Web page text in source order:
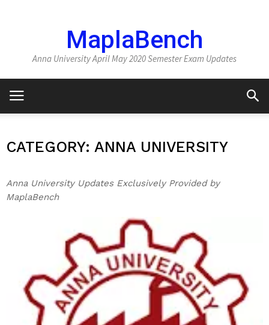
MaplaBench
Anna University April May 2020 Semester Exam Updates
CATEGORY: ANNA UNIVERSITY
Anna University Updates Exclusively Provided by
MaplaBench